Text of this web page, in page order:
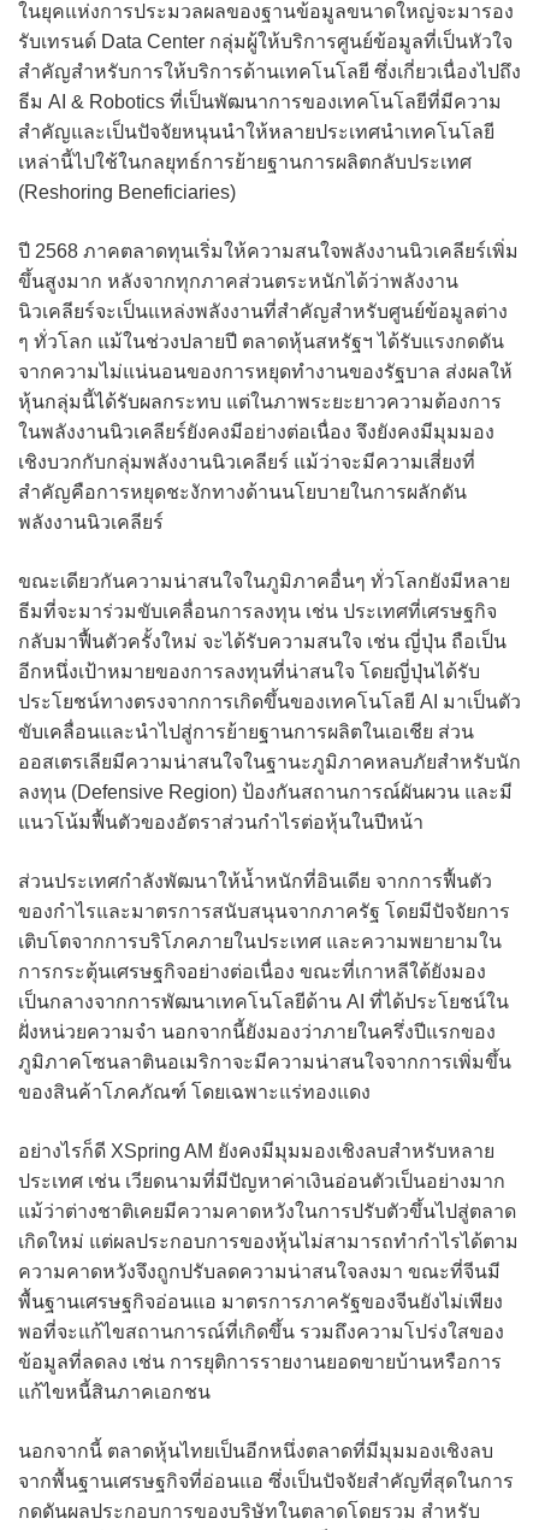
ในยุคแห่งการประมวลผลของฐานข้อมูลขนาดใหญ่จะมารอง
รับเทรนด์ Data Center กลุ่มผู้ให้บริการศูนย์ข้อมูลที่เป็นหัวใจ
สำคัญสำหรับการให้บริการด้านเทคโนโลยี ซึ่งเกี่ยวเนื่องไปถึง
ธีม AI & Robotics ที่เป็นพัฒนาการของเทคโนโลยีที่มีความ
สำคัญและเป็นปัจจัยหนุนนำให้หลายประเทศนำเทคโนโลยี
เหล่านี้ไปใช้ในกลยุทธ์การย้ายฐานการผลิตกลับประเทศ
(Reshoring Beneficiaries)
ปี 2568 ภาคตลาดทุนเริ่มให้ความสนใจพลังงานนิวเคลียร์เพิ่ม
ขึ้นสูงมาก หลังจากทุกภาคส่วนตระหนักได้ว่าพลังงาน
นิวเคลียร์จะเป็นแหล่งพลังงานที่สำคัญสำหรับศูนย์ข้อมูลต่าง
ๆ ทั่วโลก แม้ในช่วงปลายปี ตลาดหุ้นสหรัฐฯ ได้รับแรงกดดัน
จากความไม่แน่นอนของการหยุดทำงานของรัฐบาล ส่งผลให้
หุ้นกลุ่มนี้ได้รับผลกระทบ แต่ในภาพระยะยาวความต้องการ
ในพลังงานนิวเคลียร์ยังคงมีอย่างต่อเนื่อง จึงยังคงมีมุมมอง
เชิงบวกกับกลุ่มพลังงานนิวเคลียร์ แม้ว่าจะมีความเสี่ยงที่
สำคัญคือการหยุดชะงักทางด้านนโยบายในการผลักดัน
พลังงานนิวเคลียร์
ขณะเดียวกันความน่าสนใจในภูมิภาคอื่นๆ ทั่วโลกยังมีหลาย
ธีมที่จะมาร่วมขับเคลื่อนการลงทุน เช่น ประเทศที่เศรษฐกิจ
กลับมาฟื้นตัวครั้งใหม่ จะได้รับความสนใจ เช่น ญี่ปุ่น ถือเป็น
อีกหนึ่งเป้าหมายของการลงทุนที่น่าสนใจ โดยญี่ปุ่นได้รับ
ประโยชน์ทางตรงจากการเกิดขึ้นของเทคโนโลยี AI มาเป็นตัว
ขับเคลื่อนและนำไปสู่การย้ายฐานการผลิตในเอเชีย ส่วน
ออสเตรเลียมีความน่าสนใจในฐานะภูมิภาคหลบภัยสำหรับนัก
ลงทุน (Defensive Region) ป้องกันสถานการณ์ผันผวน และมี
แนวโน้มฟื้นตัวของอัตราส่วนกำไรต่อหุ้นในปีหน้า
ส่วนประเทศกำลังพัฒนาให้น้ำหนักที่อินเดีย จากการฟื้นตัว
ของกำไรและมาตรการสนับสนุนจากภาครัฐ โดยมีปัจจัยการ
เติบโตจากการบริโภคภายในประเทศ และความพยายามใน
การกระตุ้นเศรษฐกิจอย่างต่อเนื่อง ขณะที่เกาหลีใต้ยังมอง
เป็นกลางจากการพัฒนาเทคโนโลยีด้าน AI ที่ได้ประโยชน์ใน
ฝั่งหน่วยความจำ นอกจากนี้ยังมองว่าภายในครึ่งปีแรกของ
ภูมิภาคโซนลาตินอเมริกาจะมีความน่าสนใจจากการเพิ่มขึ้น
ของสินค้าโภคภัณฑ์ โดยเฉพาะแร่ทองแดง
อย่างไรก็ดี XSpring AM ยังคงมีมุมมองเชิงลบสำหรับหลาย
ประเทศ เช่น เวียดนามที่มีปัญหาค่าเงินอ่อนตัวเป็นอย่างมาก
แม้ว่าต่างชาติเคยมีความคาดหวังในการปรับตัวขึ้นไปสู่ตลาด
เกิดใหม่ แต่ผลประกอบการของหุ้นไม่สามารถทำกำไรได้ตาม
ความคาดหวังจึงถูกปรับลดความน่าสนใจลงมา ขณะที่จีนมี
พื้นฐานเศรษฐกิจอ่อนแอ มาตรการภาครัฐของจีนยังไม่เพียง
พอที่จะแก้ไขสถานการณ์ที่เกิดขึ้น รวมถึงความโปร่งใสของ
ข้อมูลที่ลดลง เช่น การยุติการรายงานยอดขายบ้านหรือการ
แก้ไขหนี้สินภาคเอกชน
นอกจากนี้ ตลาดหุ้นไทยเป็นอีกหนึ่งตลาดที่มีมุมมองเชิงลบ
จากพื้นฐานเศรษฐกิจที่อ่อนแอ ซึ่งเป็นปัจจัยสำคัญที่สุดในการ
กดดันผลประกอบการของบริษัทในตลาดโดยรวม สำหรับ